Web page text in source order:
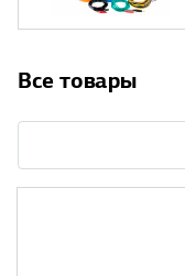
Все товары